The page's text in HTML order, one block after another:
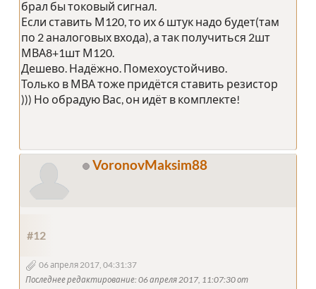
брал бы токовый сигнал.
Если ставить М120, то их 6 штук надо будет(там
по 2 аналоговых входа), а так получиться 2шт
МВА8+1шт М120.
Дешево. Надёжно. Помехоустойчиво.
Только в МВА тоже придётся ставить резистор
))) Но обрадую Вас, он идёт в комплекте!
VoronovMaksim88
#12
06 апреля 2017, 04:31:37
Последнее редактирование: 06 апреля 2017, 11:07:30 от